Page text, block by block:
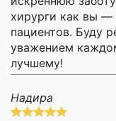
хирурги как вы —
пациентов. Буду
уважением
лучшему!
Надира